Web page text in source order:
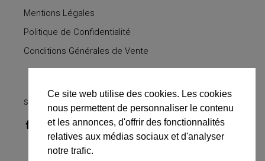
Ce site web utilise des cookies. Les cookies
nous permettent de personnaliser le contenu
et les annonces, d'offrir des fonctionnalités
relatives aux médias sociaux et d'analyser
notre trafic.
Mentions Légales
Politique de Confidentialité
Conditions Générales de Vente
SUIVEZ-NOUS